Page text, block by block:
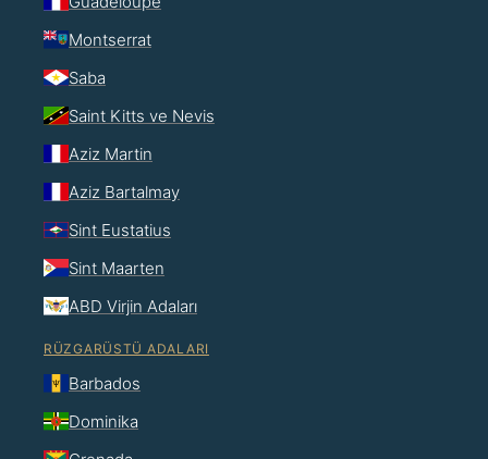
Montserrat
Saba
Saint Kitts ve Nevis
Aziz Martin
Aziz Bartalmay
Sint Eustatius
Sint Maarten
ABD Virjin Adaları
RÜZGARÜSTÜ ADALARI
Barbados
Dominika